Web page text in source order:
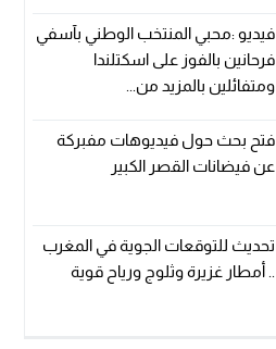
فيديو :محبي المنتخب الوطني بآسفي
فرحانين بالفوز على اسكتلندا
ومتفائلين بالمزيد من...
فتح بحث حول فيديوهات مفبركة
عن فيضانات القصر الكبير
تحديث للتوقعات الجوية في المغرب
.. أمطار غزيرة وثلوج ورياح قوية